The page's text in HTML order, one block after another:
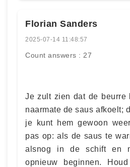
Florian Sanders
2025-07-14 11:48:57
Count answers : 27
Je zult zien dat de beurre
naarmate de saus afkoelt;
je kunt hem gewoon
pas op: als de saus te
alsnog in de schift en
opnieuw beginnen.